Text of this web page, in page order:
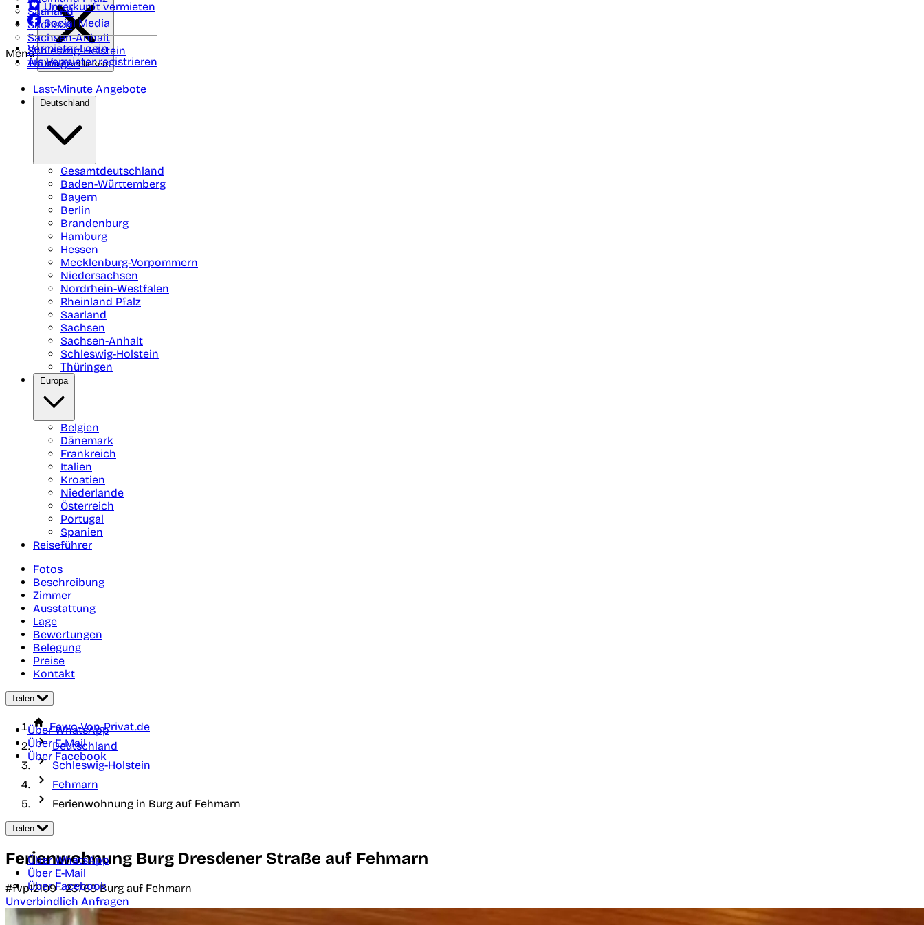
Saarland
Sachsen
Sachsen-Anhalt
Schleswig-Holstein
Thüringen
Unterkunft vermieten
Social Media
Vermieter-Login
Als Vermieter registrieren
Menü
Menü schließen
Last-Minute Angebote
Deutschland
Gesamtdeutschland
Baden-Württemberg
Bayern
Berlin
Brandenburg
Hamburg
Hessen
Mecklenburg-Vorpommern
Niedersachsen
Nordrhein-Westfalen
Rheinland Pfalz
Saarland
Sachsen
Sachsen-Anhalt
Schleswig-Holstein
Thüringen
Europa
Belgien
Dänemark
Frankreich
Italien
Kroatien
Niederlande
Österreich
Portugal
Spanien
Reiseführer
Fotos
Beschreibung
Zimmer
Ausstattung
Lage
Bewertungen
Belegung
Preise
Kontakt
Teilen
Über WhatsApp
Über E-Mail
Über Facebook
Fewo-Von-Privat.de
Deutschland
Schleswig-Holstein
Fehmarn
Ferienwohnung in Burg auf Fehmarn
Teilen
Über WhatsApp
Über E-Mail
Über Facebook
Ferienwohnung Burg Dresdener Straße auf Fehmarn
#fvp12109 -23769Burg auf Fehmarn
Unverbindlich Anfragen